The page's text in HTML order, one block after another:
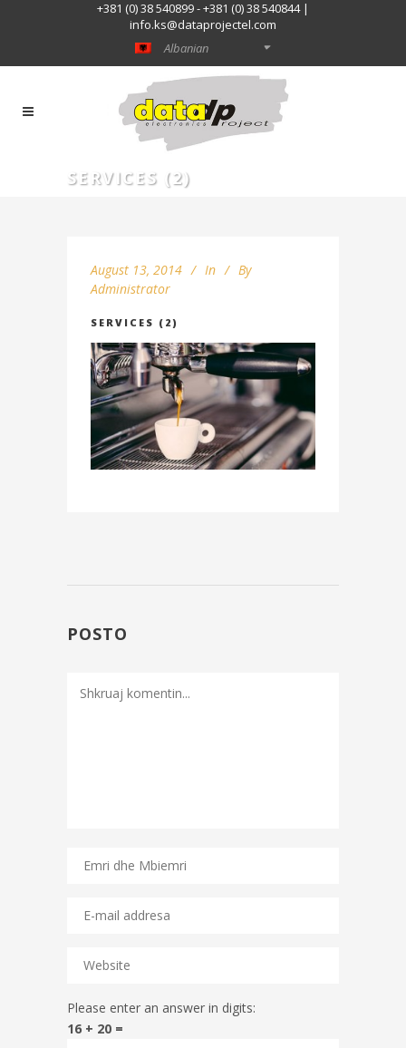
+381 (0) 38 540899 - +381 (0) 38 540844 |
info.ks@dataprojectel.com
Albanian
SERVICES (2)
August 13, 2014 In
By
Administrator
SERVICES (2)
POSTO
Please enter an answer in digits:
16 + 20 =